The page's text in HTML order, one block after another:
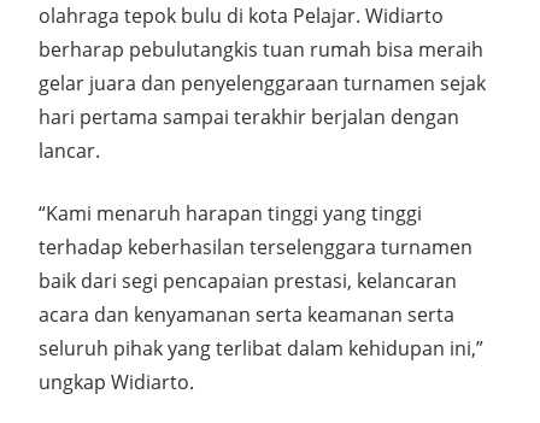
olahraga tepok bulu di kota Pelajar. Widiarto
berharap pebulutangkis tuan rumah bisa meraih
gelar juara dan penyelenggaraan turnamen sejak
hari pertama sampai terakhir berjalan dengan
lancar.
“Kami menaruh harapan tinggi yang tinggi
terhadap keberhasilan terselenggara turnamen
baik dari segi pencapaian prestasi, kelancaran
acara dan kenyamanan serta keamanan serta
seluruh pihak yang terlibat dalam kehidupan ini,”
ungkap Widiarto.